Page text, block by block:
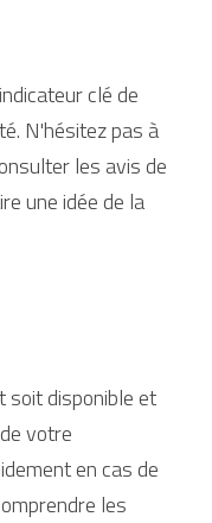
clé de
N'hésitez pas à
les avis de
une idée de la
soit disponible et
votre
en cas de
les